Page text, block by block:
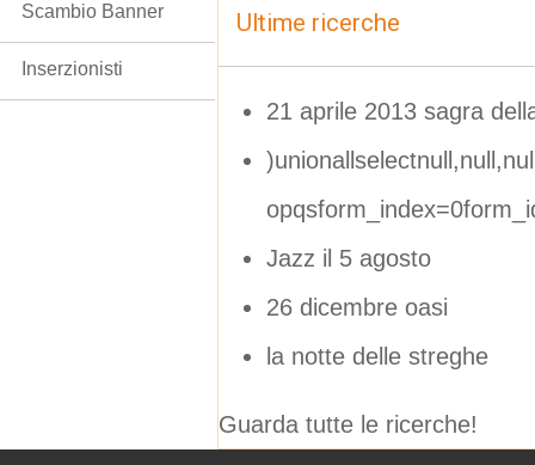
Ultime ricerche
21 aprile 2013 sagra
Jazz il 5 agosto
26 dicembre oasi
la notte delle streghe
Guarda tutte le ricerche!
Scambio Banner
Inserzionisti